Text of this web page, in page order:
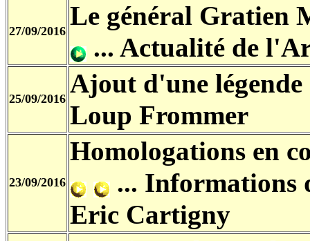
27/09/2016 Le général Gratien
... Actualité de
25/09/2016 Ajout d'une
Loup Frommer
23/09/2016
Homologations en
... Informations
Eric Cartigny